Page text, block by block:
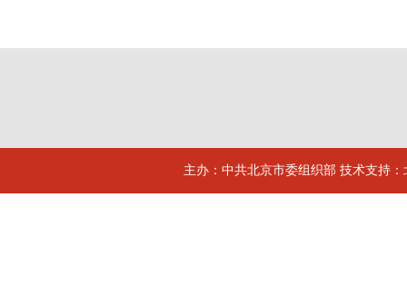
主办：中共北京市委组织部 技术支持